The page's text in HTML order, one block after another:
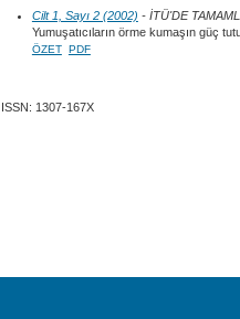
Cilt 1, Sayı 2 (2002) - İTÜ'DE
Yumuşatıcıların örme kumaşın güç
ÖZET PDF
ISSN: 1307-167X